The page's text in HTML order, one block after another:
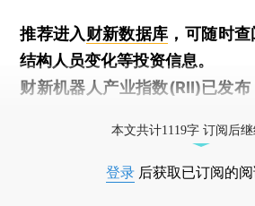
推荐进入财新数据库 ，可随时
结构人员变化等投资信息。
财新机器人产业指数(RII)已发布
本文共计1119字 订阅后
登录 后获取已订阅的